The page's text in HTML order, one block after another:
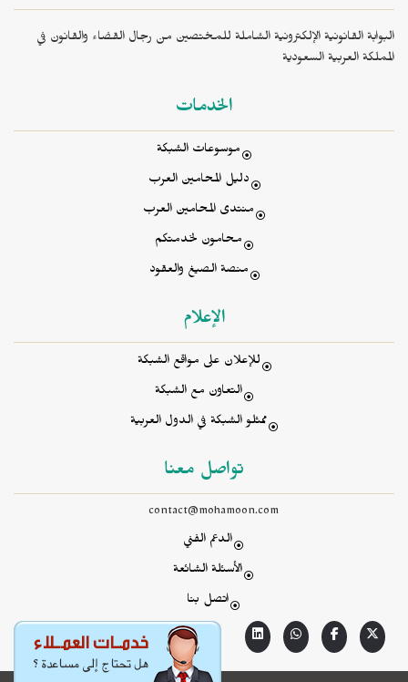
البوابة القانونية الإلكترونية الشاملة للمختصين من رجال القضاء والقانون في
المملكة العربية السعودية
الخدمات
موسوعات الشبكة
دليل المحامين العرب
منتدى المحامين العرب
محامون لخدمتكم
منصة الصيغ والعقود
الإعلام
للإعلان على مواقع الشبكة
التعاون مع الشبكة
ممثلو الشبكة في الدول العربية
تواصل معنا
contact@mohamoon.com
الدعم الفني
الأسئلة الشائعة
اتصل بنا